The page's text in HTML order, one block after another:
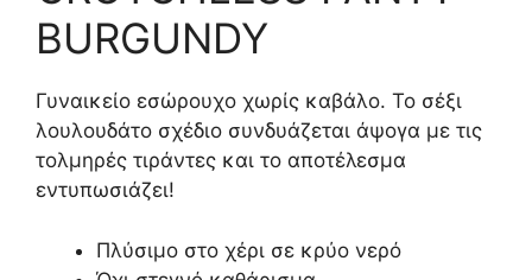
BURGUNDY
Γυναικείο εσώρουχο χωρίς καβάλο. Το σέξι
λουλουδάτο σχέδιο συνδυάζεται άψογα με τις
τολμηρές τιράντες και το αποτέλεσμα
εντυπωσιάζει!
Πλύσιμο στο χέρι σε κρύο νερό